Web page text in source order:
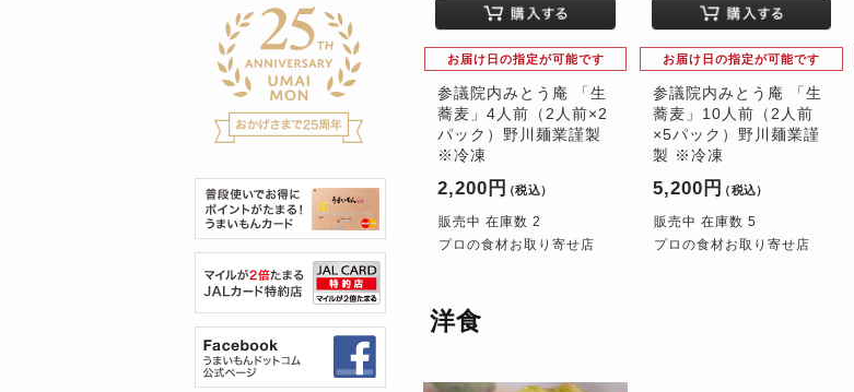
お届け日の指定が可能です
参議院内みとう庵 「生
蕎麦」4人前（2人前×2
パック）野川麺業謹製
※冷凍
2,200円（税込）
販売中 在庫数 2
プロの食材お取り寄せ店
お届け日の指定が可能です
参議院内みとう庵 「生
蕎麦」10人前（2人前
×5パック）野川麺業謹
製 ※冷凍
5,200円 （税込）
販売中 在庫数 5
プロの食材お取り寄せ店
洋食